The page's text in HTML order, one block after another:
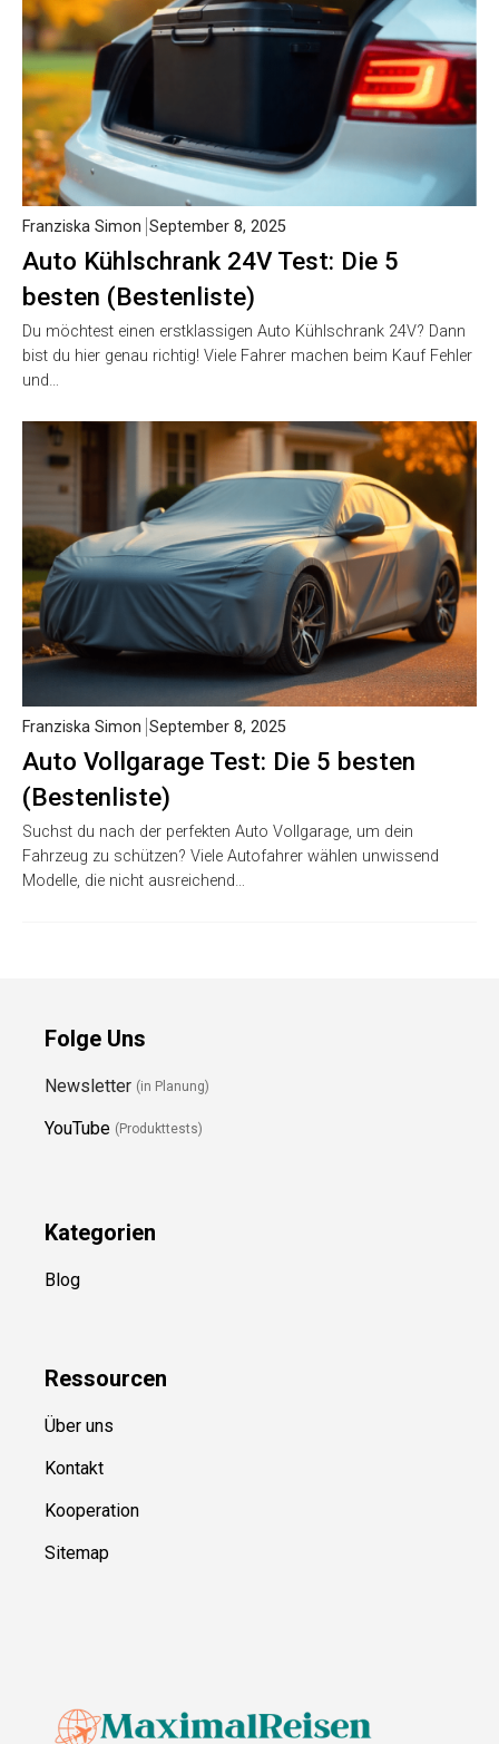
Auto Kühlschrank 24V Test: Die 5
besten (Bestenliste)
Franziska Simon September 8, 2025
Du möchtest einen erstklassigen Auto Kühlschrank 24V? Dann
bist du hier genau richtig! Viele Fahrer machen beim Kauf Fehler
und…
Auto Vollgarage Test: Die 5 besten
(Bestenliste)
Franziska Simon September 8, 2025
Suchst du nach der perfekten Auto Vollgarage, um dein
Fahrzeug zu schützen? Viele Autofahrer wählen unwissend
Modelle, die nicht ausreichend…
Folge Uns
Newsletter (in Planung)
YouTube (Produkttests)
Kategorien
Blog
Ressourcen
Über uns
Kontakt
Kooperation
Sitemap